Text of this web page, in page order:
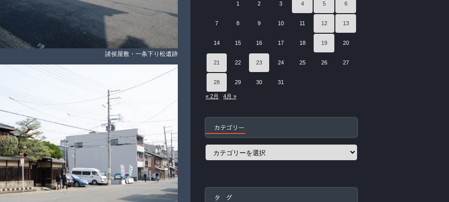
諸侯屋敷・一条下り松遺跡
1 2 3 4 5 6
7 8 9 10 11 12 13
14 15 16 17 18 19 20
21 22 23 24 25 26 27
28 29 30 31
« 2月 4月 »
カテゴリー
カ
タ グ